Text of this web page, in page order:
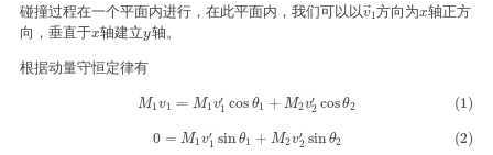
碰撞过程在一个平面内进行，在此平面内，我们可以以v⃗
1
v→1
方向为x
x轴正方
向，垂直于x
x轴建立y
y轴。
根据动量守恒定律有
M1v1 = M1v′
1 cos θ1 + M2v′
2 cosθ2 (1)
(1)M1 v1 =M1v 1′cosθ 1+ M2v2cosθ2
0 = M1v′
1 sinθ1 + M2v′
2 sinθ2 (2)
(2)0 =M1v 1′sinθ 1+ M2v2′sinθ2